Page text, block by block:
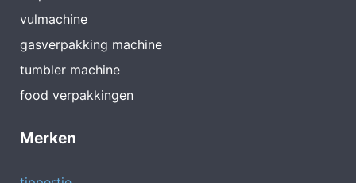
vulmachine
gasverpakking machine
tumbler machine
food verpakkingen
Merken